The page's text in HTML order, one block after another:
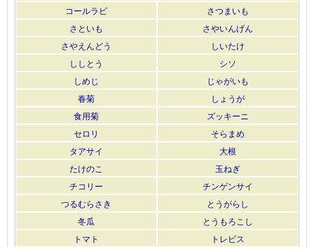
コールラビ
さつまいも
さといも
さやいんげん
さやえんどう
しいたけ
ししとう
シソ
しめじ
じゃがいも
春菊
しょうが
食用菊
ズッキーニ
セロリ
そらまめ
タアサイ
大根
たけのこ
玉ねぎ
チコリー
チンゲンサイ
つるむらさき
とうがらし
冬瓜
とうもろこし
トマト
トレビス